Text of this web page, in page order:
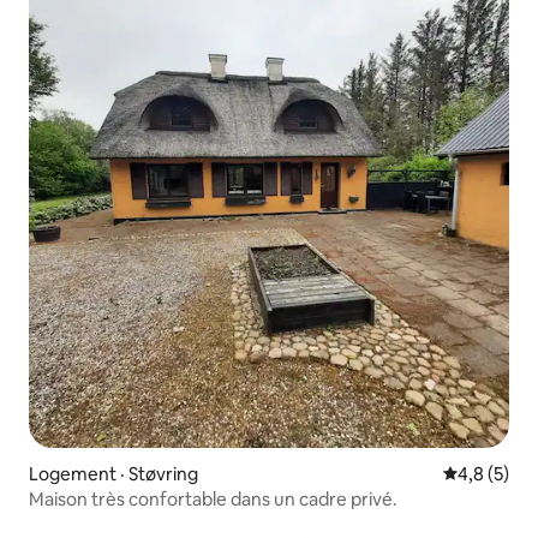
Logement · Støvring Note
4,8 (5)
Maison très confortable dans un cadre privé.